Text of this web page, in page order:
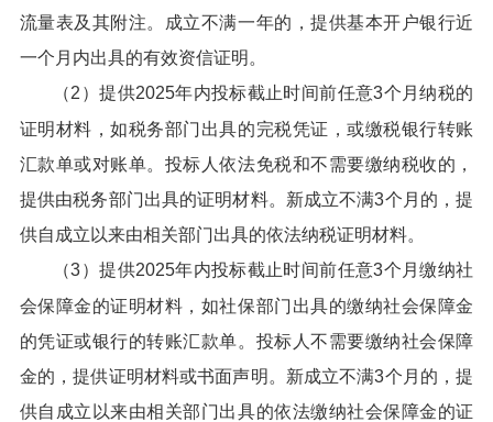
流量表及其附注。成立不满一年的，提供基本开户银行近
一个月内出具的有效资信证明。
（2）提供2025年内投标截止时间前任意3个月纳税的
证明材料，如税务部门出具的完税凭证，或缴税银行转账
汇款单或对账单。投标人依法免税和不需要缴纳税收的，
提供由税务部门出具的证明材料。新成立不满3个月的，提
供自成立以来由相关部门出具的依法纳税证明材料。
（3）提供2025年内投标截止时间前任意3个月缴纳社
会保障金的证明材料，如社保部门出具的缴纳社会保障金
的凭证或银行的转账汇款单。投标人不需要缴纳社会保障
金的，提供证明材料或书面声明。新成立不满3个月的，提
供自成立以来由相关部门出具的依法缴纳社会保障金的证